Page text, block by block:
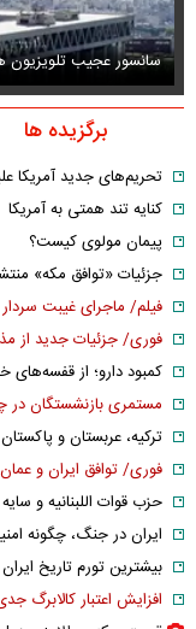
سانسور عجیب تلویزیون
برگزیده ها
تحریم‌های جدید آمریکا
کنایه تند همتی به آمریکا
پیمان مولوی کیست؟
جزئیات «توافق مکه»
فیلم/ ماجرای غیبت
فوری/ جزئیات جدید از
کمبود دارو؛ از قفسه‌های
مستمری بازنشستگان
ترکیه، عربستان و
فوری/ توافق ایران و
حزب قوات اللبنانیه و
ایران در جنگ، چگونه
بیشترین تورم تاریخ
افزایش اعتبار کالابرگ